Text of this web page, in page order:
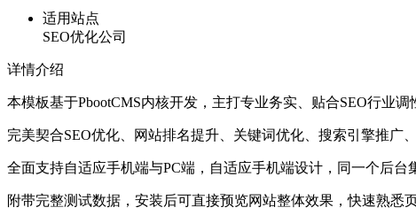
适用站点
SEO优化公司
详情介绍
本模板基于PbootCMS内核开发，主打专业务实、贴合SEO行业
完美契合SEO优化、网站排名提升、关键词优化、搜索引擎推广
全面支持自适应手机端与PC端，自适应手机端设计，同一个后
附带完整测试数据，安装后可直接预览网站整体效果，快速熟悉